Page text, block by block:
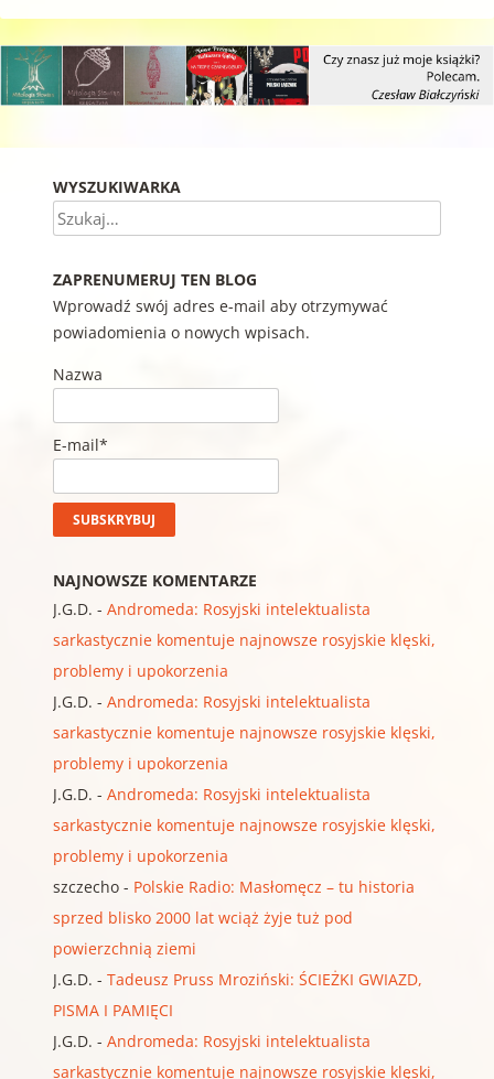
WYSZUKIWARKA
Szukaj
ZAPRENUMERUJ TEN BLOG
Wprowadź swój adres e-mail aby otrzymywać
powiadomienia o nowych wpisach.
Nazwa
E-mail*
NAJNOWSZE KOMENTARZE
J.G.D. - Andromeda: Rosyjski intelektualista
sarkastycznie komentuje najnowsze rosyjskie klęski,
problemy i upokorzenia
J.G.D. - Andromeda: Rosyjski intelektualista
sarkastycznie komentuje najnowsze rosyjskie klęski,
problemy i upokorzenia
J.G.D. - Andromeda: Rosyjski intelektualista
sarkastycznie komentuje najnowsze rosyjskie klęski,
problemy i upokorzenia
szczecho- Polskie Radio: Masłomęcz – tu historia
sprzed blisko 2000 lat wciąż żyje tuż pod
powierzchnią ziemi
J.G.D. - Tadeusz Pruss Mroziński: ŚCIEŻKI GWIAZD,
PISMA I PAMIĘCI
J.G.D. - Andromeda: Rosyjski intelektualista
sarkastycznie komentuje najnowsze rosyjskie klęski,